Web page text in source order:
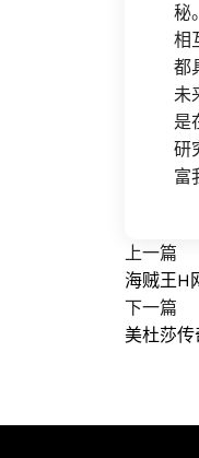
秘
相
都
未
是
研
富
上一篇
海贼王H
下一篇
美杜莎